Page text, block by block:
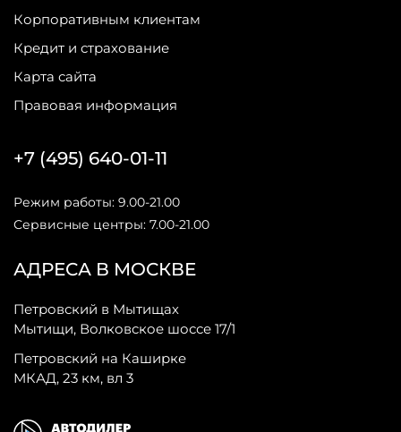
Корпоративным клиентам
Кредит и страхование
Карта сайта
Правовая информация
АДРЕСА В МОСКВЕ
Петровский в Мытищах
Мытищи, Волковское шоссе 17/1
Петровский на Каширке
МКАД, 23 км, вл 3
+7 (495) 640-01-11
Режим работы: 9.00-21.00
Сервисные центры: 7.00-21.00